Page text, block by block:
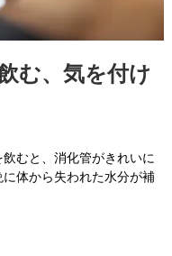
む、気を付け
むと、消化管がきれいに
体から失われた水分が補